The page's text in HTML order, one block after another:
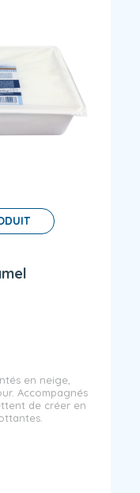
en neige,
Accompagnés
de créer en